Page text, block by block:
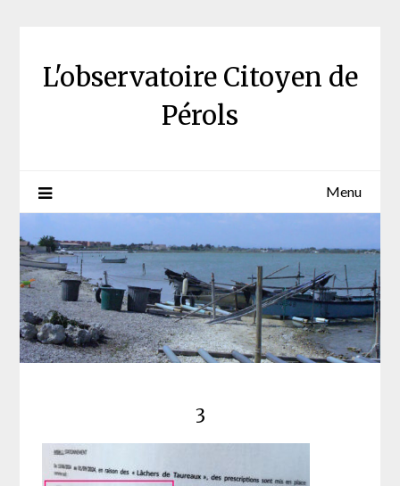
L'observatoire Citoyen de
Pérols
Menu
3